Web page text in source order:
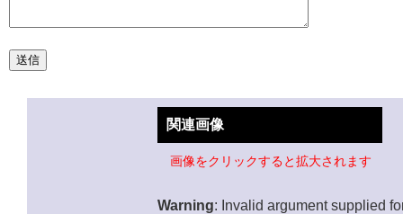
関連画像
画像をクリックすると拡大されます
Warning: Invalid argument supplied